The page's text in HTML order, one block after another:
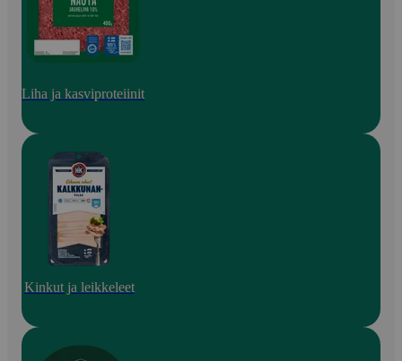
Liha ja kasviproteiinit
Kinkut ja leikkeleet